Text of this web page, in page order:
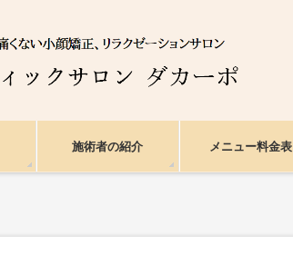
施術者の紹介 メニュー料金表